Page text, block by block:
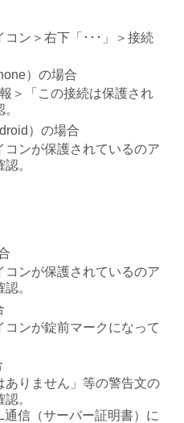
ン＞右下「･･･」＞接続
）の場合
＞「この接続は保護され
）の場合
コンが保護されているのア
。
コンが保護されているのア
。
ンが錠前マークになって
ありません」等の警告文の
。
信（サーバー証明書）に